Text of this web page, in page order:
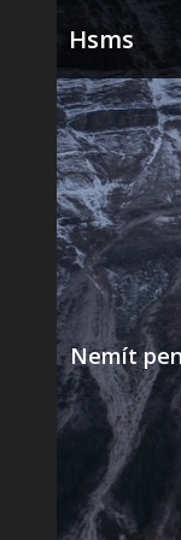
to
content
Hsms
Nemít